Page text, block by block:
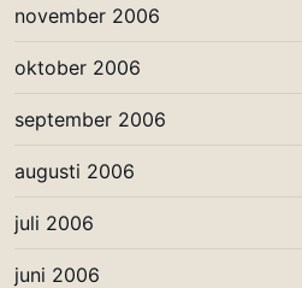
november 2006
oktober 2006
september 2006
augusti 2006
juli 2006
juni 2006